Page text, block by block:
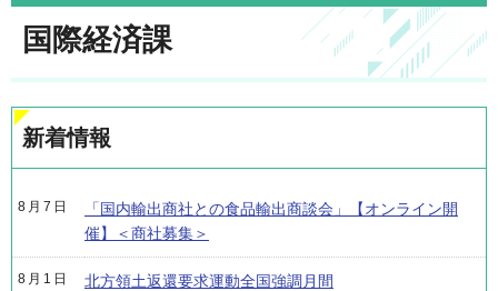
国際経済課
新着情報
8月7日
「国内輸出商社との食品輸出商談会」【オンライン開
催】＜商社募集＞
8月1日 北方領土返還要求運動全国強調月間